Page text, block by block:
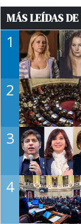
MÁS LEÍDAS
1
2
3
4